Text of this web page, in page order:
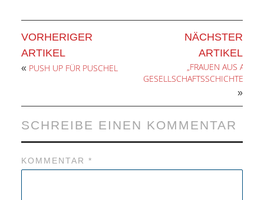
VORHERIGER
ARTIKEL
« PUSH UP FÜR PUSCHEL
NÄCHSTER
ARTIKEL
„FRAUEN AUS ALLEN
GESELLSCHAFTSSCHICHTEN……“
»
SCHREIBE EINEN KOMMENTAR
KOMMENTAR *